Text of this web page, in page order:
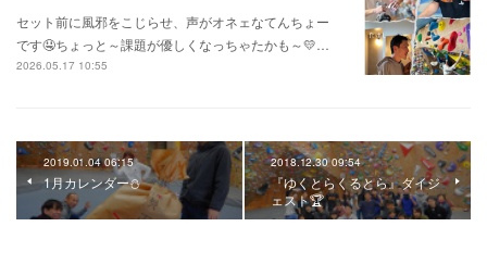
セット前に風邪をこじらせ、声がオネェなてんちょー
です🤤ちょっと～課題が優しくなっちゃたかも～💛…
2026.05.17 10:55
2019.01.04 06:15
1月カレンダー⛄
2018.12.30 09:54
『ゆくとらくるとら』ダイジ
ェスト🏆